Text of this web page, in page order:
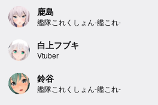
鹿島
艦隊これくしょん-艦これ-
白上フブキ
Vtuber
鈴谷
艦隊これくしょん-艦これ-